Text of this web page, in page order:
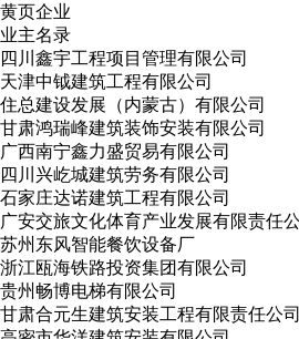
黄页企业
业主名录
四川鑫宇工程项目管理有限公司
天津中钺建筑工程有限公司
住总建设发展（内蒙古）有限公司
甘肃鸿瑞峰建筑装饰安装有限公司
广西南宁鑫力盛贸易有限公司
四川兴屹城建筑劳务有限公司
石家庄达诺建筑工程有限公司
广安交旅文化体育产业发展有限责任
苏州东风智能餐饮设备厂
浙江瓯海铁路投资集团有限公司
贵州畅博电梯有限公司
甘肃合元生建筑安装工程有限责任公司